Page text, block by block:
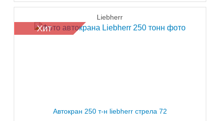
Хит
Liebherr
Автокран 250 т-н liebherr стрела 72